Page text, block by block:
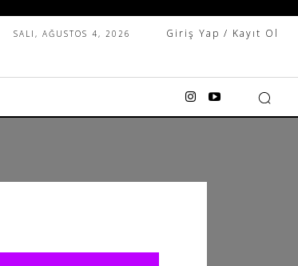
SALI, AĞUSTOS 4, 2026 Giriş Yap / Kayıt Ol